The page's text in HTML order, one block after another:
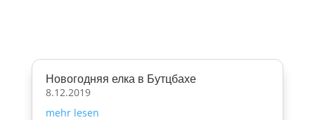
Новогодняя елка в Бутцбахе
8.12.2019
mehr lesen